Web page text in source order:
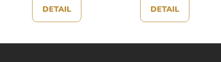
DETAIL DETAIL